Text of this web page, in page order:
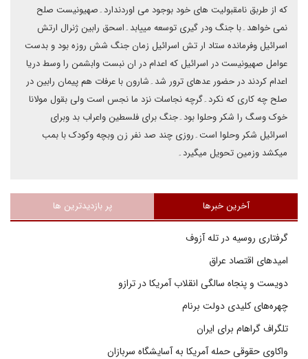
که از طربق نامقبولیت های خود بوجود می اوردندارد۔صهیونیست صلح
نمی خواهد۔با جنگ ودر گیری توسعه مییابد۔اسحق رابین ژنرال ارتش
اسرائیل وفرمانده ستاد ار تش اسرائیل زمان جنگ شش روزه بود و بدست
عوامل صهیونیست در اسرائیل که اعدام در ان نبست وابشمن را وسط دریا
اعدام کردند در حضور عدهای ترور شد۔شارون با عرفات هم پیمان رابین در
صلح چه کاری که نکرد۔گرچه نجاسات نزد ما نجس است ولی بقول مولانا
خوک وسگ را شکر وحلوا بود۔جنگ برای فلسطین واعراب بد وبرای
اسرائیل شکر وحلوا است۔روزی چند صد نفر زن وبچه وکودک با بمب
میکشد وزمین تحویل میگیرد۔
آخرین خبرها پر بازدیدترین ها
گرفتاری روسیه در تله آزوف
امیدهای اقتصاد عراق
دویست و پنجاه سالگی انقلاب آمریکا در ترازو
چهره‌های کلیدی دولت برنام
تلگراف گراهام برای ایران
واکاوی حقوقی حمله آمریکا به آسایشگاه سربازان